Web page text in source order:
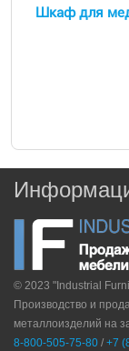
Шкаф для
© 2023 "Industrial
Производство и
металлоизделий на
8-800-505-75-80 / +7